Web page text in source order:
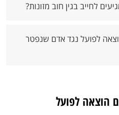
לחייב בגין חוב מזונות?
לפועל נגד אדם שנפטר
הוצאה לפועל